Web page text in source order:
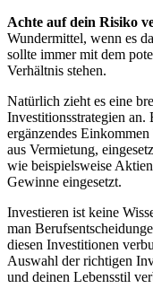
Achte auf dein Risiko
Wundermittel, wenn es
sollte immer mit dem
Verhältnis stehen.
Natürlich zieht es eine
Investitionsstrategien
ergänzendes
aus Vermietung,
wie beispielsweise
Gewinne eingesetzt.
Investieren ist keine
man
diesen Investitionen
Auswahl der richtigen
und deinen Lebensstil